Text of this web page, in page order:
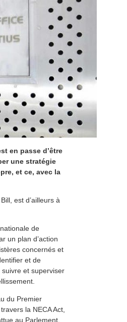
en passe d’être
une stratégie
et ce, avec la
est d’ailleurs à
de
un plan d’action
concernés et
et de
et superviser
du Premier
la NECA Act,
au Parlement,